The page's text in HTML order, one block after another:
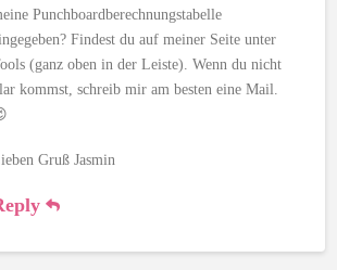
Punchboardberechnungstabelle
Findest du auf meiner Seite unter
(ganz oben in der Leiste). Wenn du nicht
kommst, schreib mir am besten eine Mail.
Gruß Jasmin